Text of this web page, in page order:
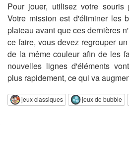
Pour jouer, utilisez votre
Votre mission est d'éliminer les
plateau avant que ces dernières
ce faire, vous devez regrouper
de la même couleur afin de les
nouvelles lignes d'éléments
plus rapidement, ce qui va
jeux classiques jeux de bubble